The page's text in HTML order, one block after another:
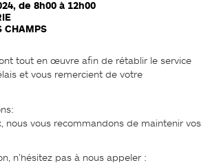
de 8h00 à 12h00
CHAMPS
tout en œuvre afin de rétablir le service
et vous remercient de votre
nous vous recommandons de maintenir vos
n’hésitez pas à nous appeler :